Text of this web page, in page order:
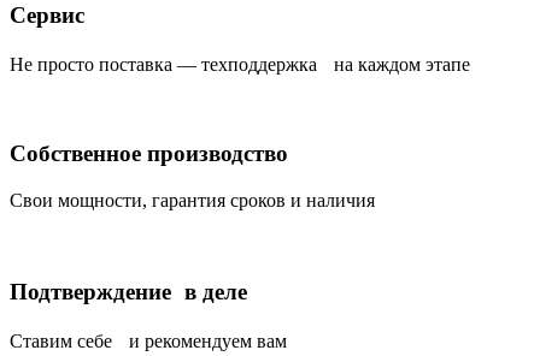
Сервис
Не просто поставка — техподдержка на каждом этапе
Собственное производство
Свои мощности, гарантия сроков и наличия
Подтверждение в деле
Ставим себе и рекомендуем вам